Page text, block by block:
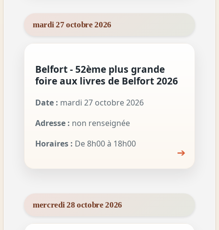
mardi 27 octobre 2026
Belfort - 52ème plus grande
foire aux livres de Belfort 2026
Date : mardi 27 octobre 2026
Adresse : non renseignée
Horaires : De 8h00 à 18h00
➔
mercredi 28 octobre 2026